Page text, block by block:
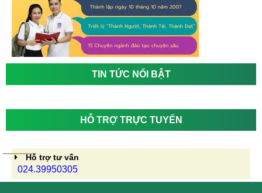
TIN TỨC NỔI BẬT
HỖ TRỢ TRỰC TUYẾN
Hỗ trợ tư vấn
024.39950305